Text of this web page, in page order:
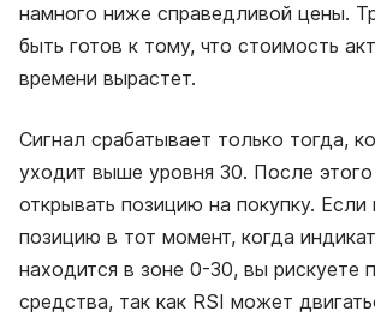
намного ниже справедливой цены.
быть готов к тому, что стоимость
времени вырастет.
Сигнал срабатывает только тогда,
уходит выше уровня 30. После
открывать позицию на покупку. Если
позицию в тот момент, когда
находится в зоне 0-30, вы рискуете
средства, так как RSI может